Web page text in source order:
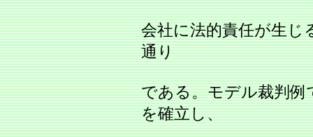
会社に法的責任が生じ
通り
である。モデル裁判例
を確立し、